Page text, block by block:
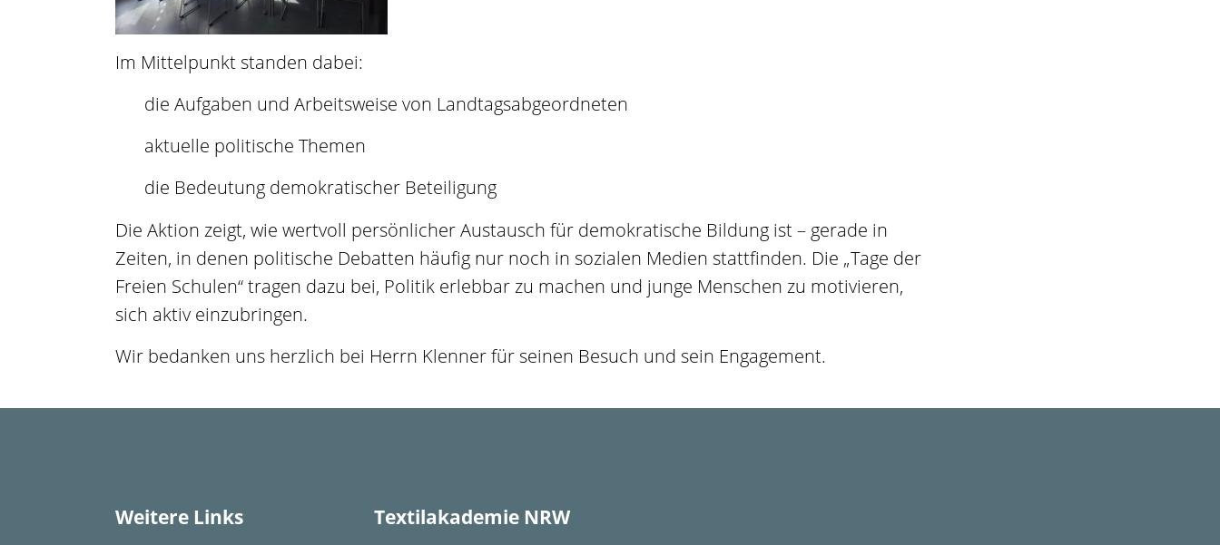
Im Mittelpunkt standen dabei:
die Aufgaben und Arbeitsweise von Landtagsabgeordneten
aktuelle politische Themen
die Bedeutung demokratischer Beteiligung
Die Aktion zeigt, wie wertvoll persönlicher Austausch für demokratische Bildung ist – gerade in
Zeiten, in denen politische Debatten häufig nur noch in sozialen Medien stattfinden. Die „Tage der
Freien Schulen“ tragen dazu bei, Politik erlebbar zu machen und junge Menschen zu motivieren,
sich aktiv einzubringen.
Wir bedanken uns herzlich bei Herrn Klenner für seinen Besuch und sein Engagement.
Weitere Links Textilakademie NRW